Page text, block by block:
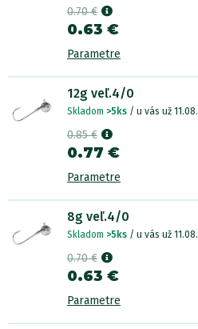
0.70 €
0.63 €
Parametre
12g veľ.4/0
Skladom >5ks / u vás už 11.08.
0.85 €
0.77 €
Parametre
8g veľ.4/0
Skladom >5ks / u vás už 11.08.
0.70 €
0.63 €
Parametre